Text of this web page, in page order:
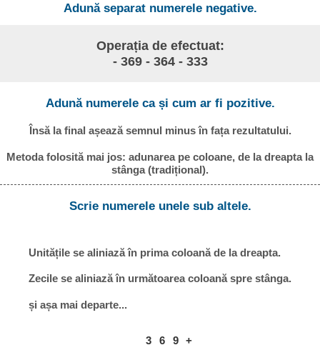
Adună separat numerele negative.
Operația de efectuat:
- 369 - 364 - 333
Adună numerele ca și cum ar fi pozitive.
Însă la final așează semnul minus în fața rezultatului.
Metoda folosită mai jos: adunarea pe coloane, de la dreapta la
stânga (tradițional).
Scrie numerele unele sub altele.
Unitățile se aliniază în prima coloană de la dreapta.
Zecile se aliniază în următoarea coloană spre stânga.
și așa mai departe...
3 6 9
+